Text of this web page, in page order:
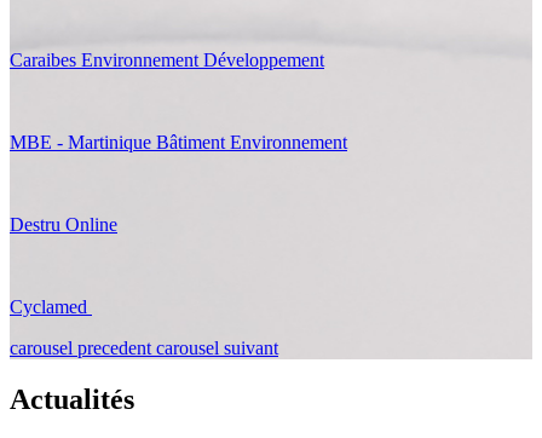
Caraibes Environnement Développement
MBE - Martinique Bâtiment Environnement
Destru Online
Cyclamed
carousel precedent carousel suivant
Actualités